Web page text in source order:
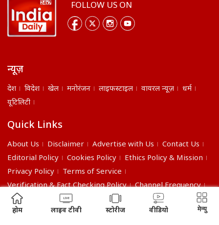
FOLLOW US ON
न्यूज़
देश विदेश खेल मनोरंजन लाइफस्टाइल वायरल न्यूज़
धर्म
यूटिलिटी
Quick Links
About Us Disclaimer Advertise with Us
Contact Us
Editorial Policy
Cookies Policy
Ethics Policy & Mission
Privacy Policy
Terms of Service
Verification & Fact Checking Policy
Channel Frequency
©2026 India Daily. All right reserved.
होम लाइव टीवी स्टोरीज वीडियो मेन्यु